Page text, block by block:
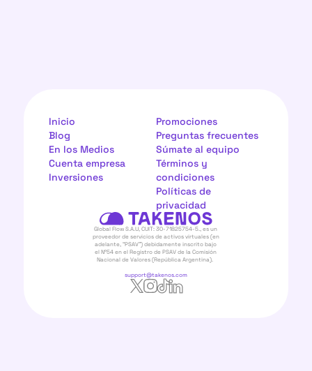
Global Flow S.A.U, CUIT: 30-71825754-5., es un
proveedor de servicios de activos virtuales (en
adelante, “PSAV”) debidamente inscrito bajo
el N°54 en el Registro de PSAV de la Comisión
Nacional de Valores (República Argentina).
support@takenos.com
Inicio
Blog
En los Medios
Cuenta empresa
Inversiones
Promociones
Preguntas frecuentes
Súmate al equipo
Términos y
condiciones
Políticas de
privacidad